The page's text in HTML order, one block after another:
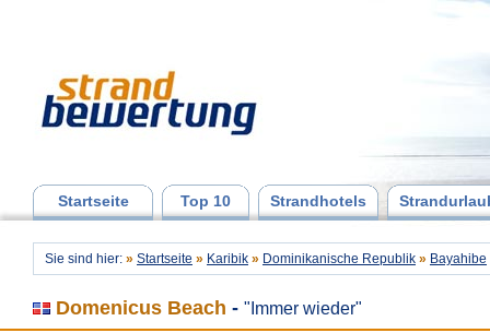
Startseite Top 10 Strandhotels
Sie sind hier: » Startseite » Karibik » Dominikanische Republik » Bayahibe
Domenicus Beach - "Immer wieder"